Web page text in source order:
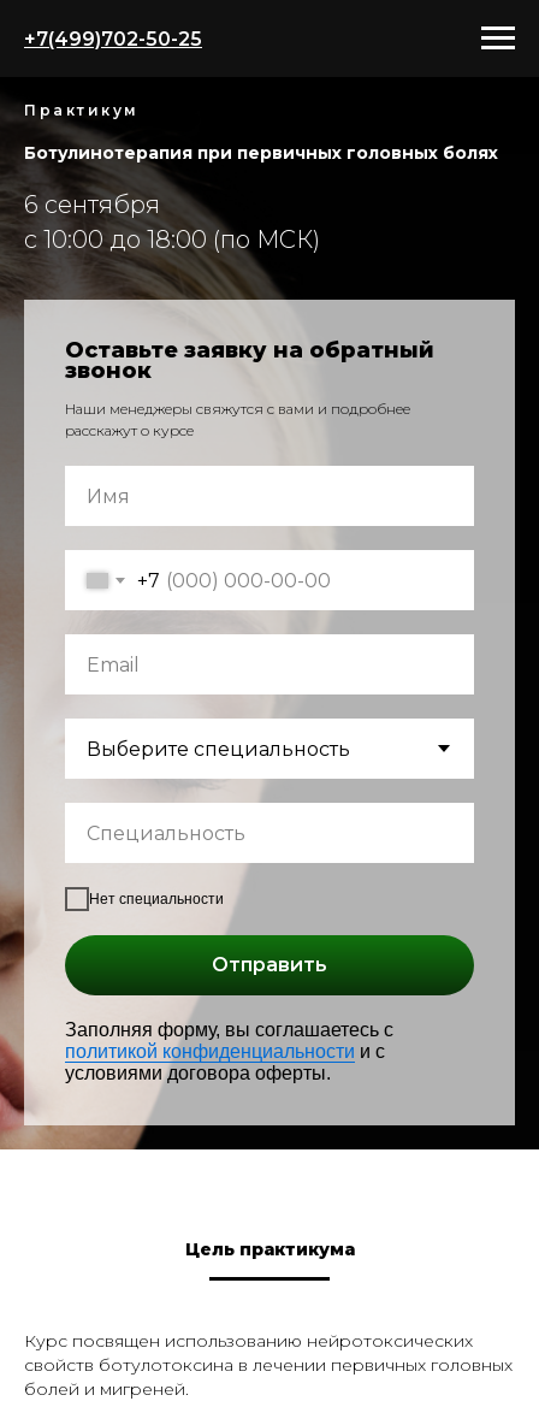
+7(499)702-50-25
Практикум
Ботулинотерапия при первичных головных болях
6 сентября
с 10:00 до 18:00 (по МСК)
Оставьте заявку на обратный
звонок
Наши менеджеры свяжутся с вами и подробнее
расскажут о курсе
+7
Нет специальности
Отправить
Заполняя форму, вы соглашаетесь с
политикой конфиденциальности и с
условиями договора оферты.
Цель практикума
Курс посвящен использованию нейротоксических
свойств ботулотоксина в лечении первичных головных
болей и мигреней.